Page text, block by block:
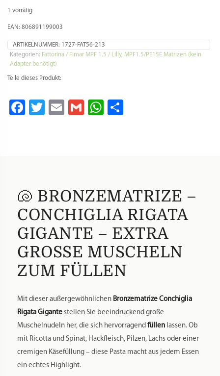
1 vorrätig
Conchiglia
Gigante
sehr
große
Muschel
gestreift
Fattorina,
Fimar
EAN: 806891199003
ARTIKELNUMMER: 1727-FAT56-213
Kategorien: Fattorina / Fimar MPF 1.5 / Lilly, MPF1.5/PE15E Matrizen (kein
Adapter benötigt)
Teile dieses Produkt:
Facebook
Twitter
EmailGmailWhatsApp
🐚 BRONZEMATRIZE –
CONCHIGLIA RIGATA
GIGANTE – EXTRA
GROSSE MUSCHELN Z
UM FÜLLEN
Mit dieser außergewöhnlichen Bronzematrize Conchiglia
Rigata Gigante stellen Sie beeindruckend große
Muschelnudeln her, die sich hervorragend füllen lassen. Ob
mit Ricotta und Spinat, Hackfleisch, Pilzen, Lachs oder einer
cremigen Käsefüllung – diese Pasta macht aus jedem Essen
ein echtes Highlight.